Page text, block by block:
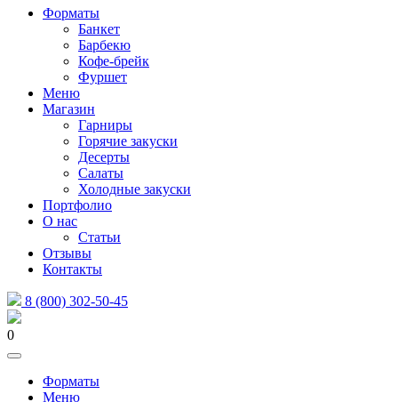
Форматы
Банкет
Барбекю
Кофе-брейк
Фуршет
Меню
Магазин
Гарниры
Горячие закуски
Десерты
Салаты
Холодные закуски
Портфолио
О нас
Статьи
Отзывы
Контакты
8 (800) 302-50-45
0
Форматы
Меню